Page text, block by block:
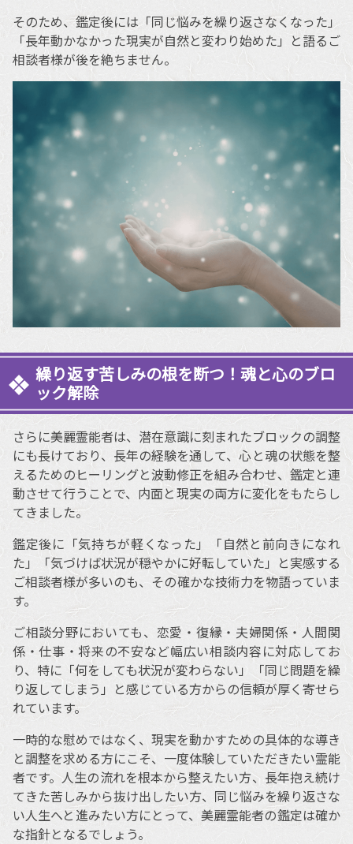
そのため、鑑定後には「同じ悩みを繰り返さなくなった」
「長年動かなかった現実が自然と変わり始めた」と語るご
相談者様が後を絶ちません。
繰り返す苦しみの根を断つ！魂と心のブロ
ック解除
さらに美麗霊能者は、潜在意識に刻まれたブロックの調整
にも長けており、長年の経験を通して、心と魂の状態を整
えるためのヒーリングと波動修正を組み合わせ、鑑定と連
動させて行うことで、内面と現実の両方に変化をもたらし
てきました。
鑑定後に「気持ちが軽くなった」「自然と前向きになれ
た」「気づけば状況が穏やかに好転していた」と実感する
ご相談者様が多いのも、その確かな技術力を物語っていま
す。
ご相談分野においても、恋愛・復縁・夫婦関係・人間関
係・仕事・将来の不安など幅広い相談内容に対応してお
り、特に「何をしても状況が変わらない」「同じ問題を繰
り返してしまう」と感じている方からの信頼が厚く寄せら
れています。
一時的な慰めではなく、現実を動かすための具体的な導き
と調整を求める方にこそ、一度体験していただきたい霊能
者です。人生の流れを根本から整えたい方、長年抱え続け
てきた苦しみから抜け出したい方、同じ悩みを繰り返さな
い人生へと進みたい方にとって、美麗霊能者の鑑定は確か
な指針となるでしょう。